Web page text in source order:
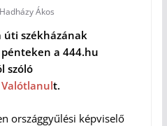
Hadházy Ákos
úti székházának
a 444.hu
szóló
Valótlanult.
országgyűlési képviselő